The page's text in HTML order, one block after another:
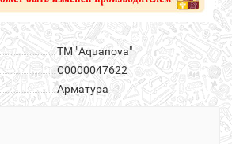
ТМ "Aquanova"
С0000047622
Арматура